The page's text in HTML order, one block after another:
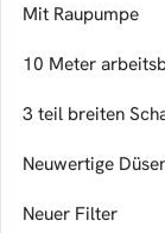
Mit Raupumpe
10 Meter
3 teil breiten
Neuwertige
Neuer Filter